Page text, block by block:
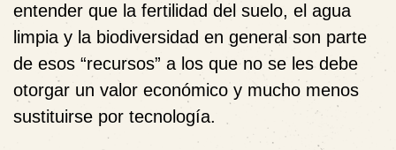
entender que la fertilidad del suelo, el agua
limpia y la biodiversidad en general son parte
de esos “recursos” a los que no se les debe
otorgar un valor económico y mucho menos
sustituirse por tecnología.